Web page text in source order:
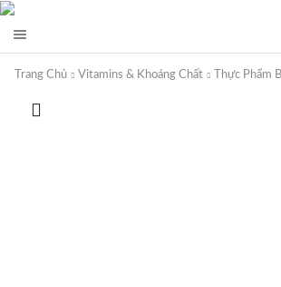
Trang Chủ Vitamins & Khoáng Chất Thực Phẩm